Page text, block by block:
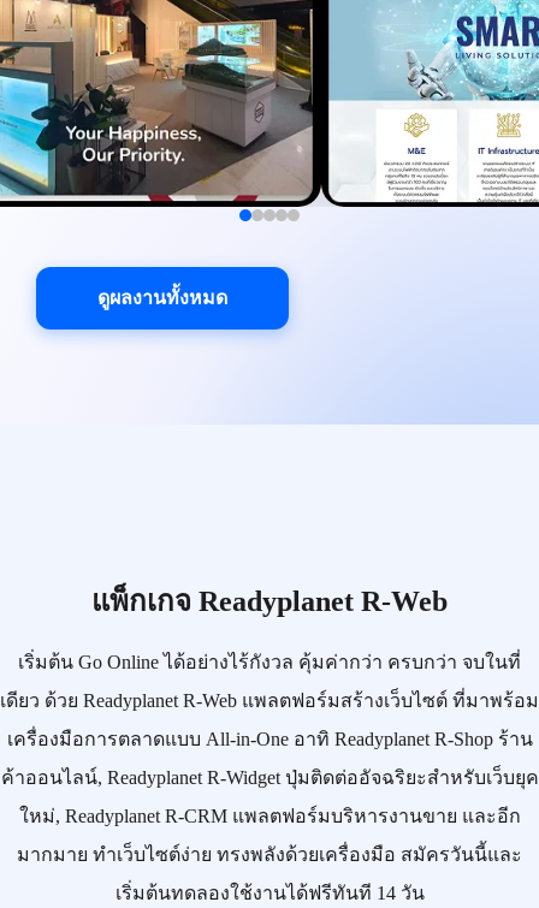
ดูผลงานทั้งหมด
แพ็กเกจ Readyplanet R-Web
เริ่มต้น Go Onlineได้อย่างไร้กังวล คุ้มค่ากว่า ครบกว่า จบในที่
เดียว ด้วย Readyplanet R-Web แพลตฟอร์มสร้างเว็บไซต์ ที่มาพร้อม
เครื่องมือการตลาดแบบ All-in-Oneอาทิ Readyplanet R-Shopร้าน
ค้าออนไลน์, Readyplanet R-Widgetปุ่มติดต่ออัจฉริยะสำหรับเว็บยุค
ใหม่, Readyplanet R-CRMแพลตฟอร์มบริหารงานขาย และอีก
มากมาย ทำเว็บไซต์ง่าย ทรงพลังด้วยเครื่องมือ สมัครวันนี้และ
เริ่มต้นทดลองใช้งานได้ฟรีทันที 14 วัน